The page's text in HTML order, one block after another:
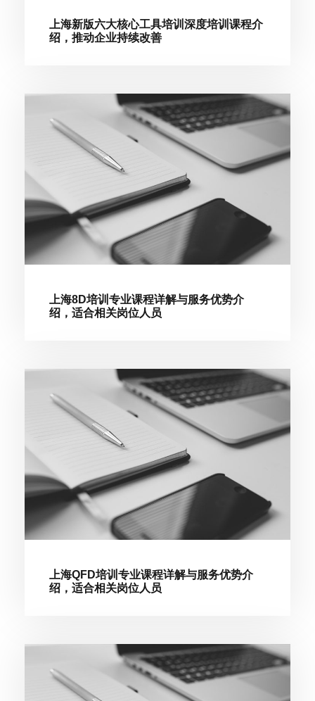
上海新版六大核心工具培训深度培训课程介
绍，推动企业持续改善
上海8D培训专业课程详解与服务优势介
绍，适合相关岗位人员
上海QFD培训专业课程详解与服务优势介
绍，适合相关岗位人员